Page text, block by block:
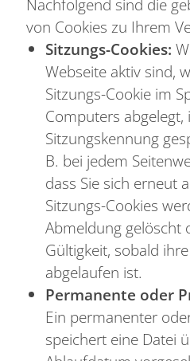
von Cookies zu Ihrem
Sitzungs-Cookies:
Webseite aktiv sind,
Sitzungs-Cookie im
Computers abgelegt,
Sitzungskennung
B. bei jedem
dass Sie sich erneut
Sitzungs-Cookies
Abmeldung gelöscht
Gültigkeit, sobald
abgelaufen ist.
Permanente oder
Ein permanenter
speichert eine Datei